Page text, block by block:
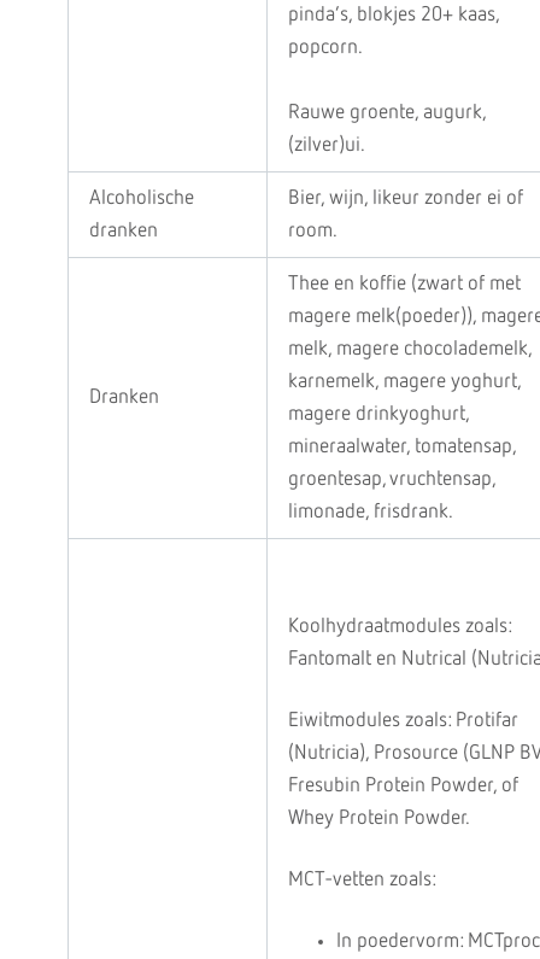
pinda’s, blokjes 20+ kaas,
popcorn.
Rauwe groente, augurk,
(zilver)ui.
Alcoholische
dranken
Bier, wijn, likeur zonder ei of
room.
Dranken
Thee en koffie (zwart of met
magere melk(poeder)),
melk, magere chocolademelk,
karnemelk, magere yoghurt,
magere drinkyoghurt,
mineraalwater, tomatensap,
groentesap, vruchtensap,
limonade, frisdrank.
Koolhydraatmodules zoals:
Fantomalt en Nutrical
Eiwitmodules zoals: Protifar
(Nutricia), Prosource (GLNP
Fresubin Protein Powder, of
Whey Protein Powder.
MCT-vetten zoals:
In poedervorm: